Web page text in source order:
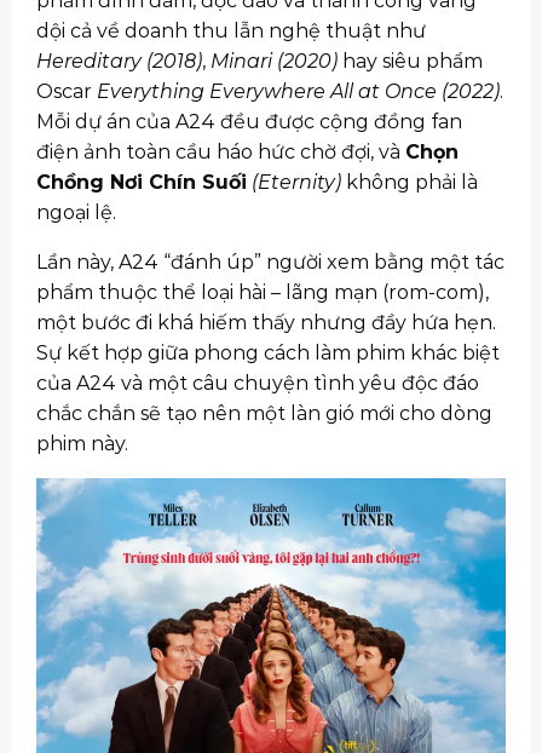
dội cả về doanh thu lẫn nghệ thuật như
Hereditary (2018), Minari (2020) hay siêu phẩm
Oscar Everything Everywhere All at Once (2022).
Mỗi dự án của A24 đều được cộng đồng fan
điện ảnh toàn cầu háo hức chờ đợi, và Chọn
Chồng Nơi Chín Suối (Eternity) không phải là
ngoại lệ.
Lần này, A24 “đánh úp” người xem bằng một tác
phẩm thuộc thể loại hài – lãng mạn (rom-com),
một bước đi khá hiếm thấy nhưng đầy hứa hẹn.
Sự kết hợp giữa phong cách làm phim khác biệt
của A24 và một câu chuyện tình yêu độc đáo
chắc chắn sẽ tạo nên một làn gió mới cho dòng
phim này.